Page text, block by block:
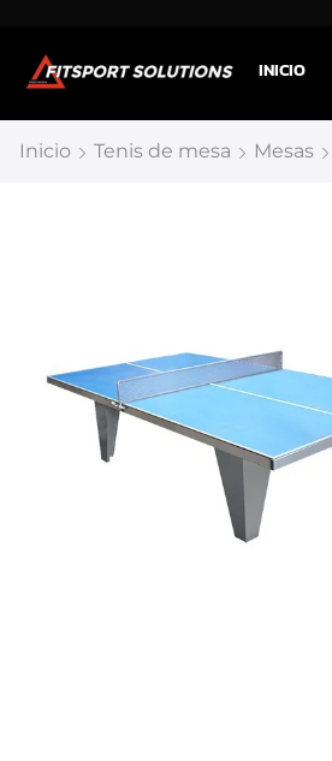
INICIO
Inicio Tenis de mesa Mesas